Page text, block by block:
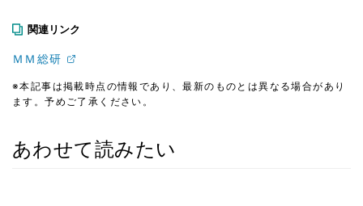
関連リンク
ＭＭ総研
※本記事は掲載時点の情報であり、最新のものとは異なる場合があり
ます。予めご了承ください。
あわせて読みたい